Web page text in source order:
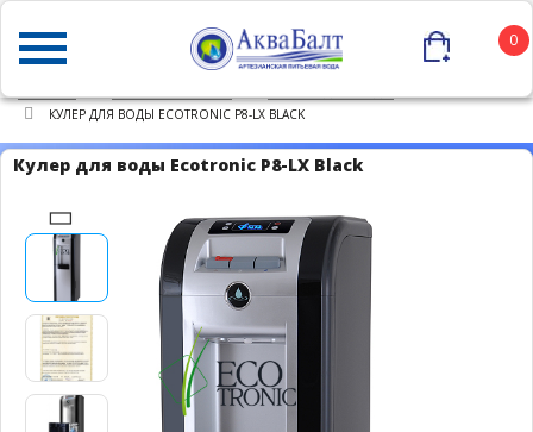
0
КУЛЕР ДЛЯ ВОДЫ ECOTRONIC P8-LX BLACK
Кулер для воды Ecotronic P8-LX Black